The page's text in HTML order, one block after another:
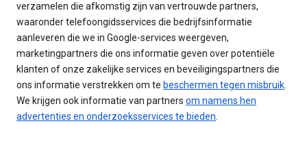
verzamelen die afkomstig zijn van vertrouwde partners,
waaronder telefoongidsservices die bedrijfsinformatie
aanleveren die we in Google-services weergeven,
marketingpartners die ons informatie geven over potentiële
klanten of onze zakelijke services en beveiligingspartners die
ons informatie verstrekken om te beschermen tegen misbruik
We krijgen ook informatie van partners om namens hen
advertenties en onderzoeksservices te bieden